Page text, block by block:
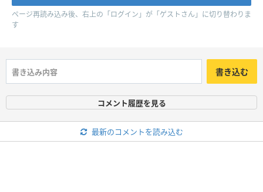
ページ再読み込み後、右上の「ログイン」が「ゲストさん」に切り替わりま
す
書き込む
コメント履歴を見る
最新のコメントを読み込む